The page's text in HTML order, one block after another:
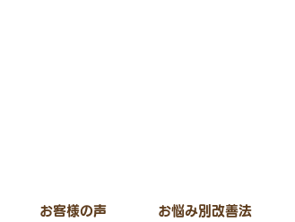
お客様の声 お悩み別改善法